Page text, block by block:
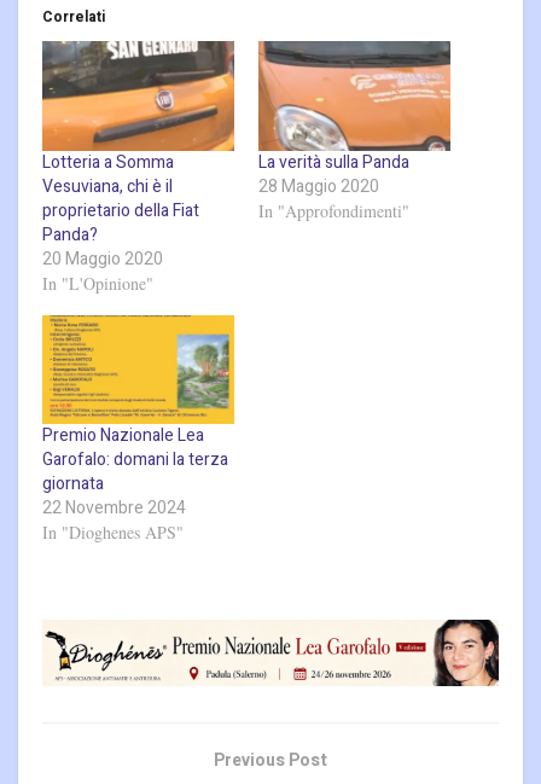
Correlati
Lotteria a Somma
Vesuviana, chi è il
proprietario della Fiat
Panda?
20 Maggio 2020
In "L'Opinione"
La verità sulla Panda
28 Maggio 2020
In "Approfondimenti"
Premio Nazionale Lea
Garofalo: domani la terza
giornata
22 Novembre 2024
In "Dioghenes APS"
Previous Post